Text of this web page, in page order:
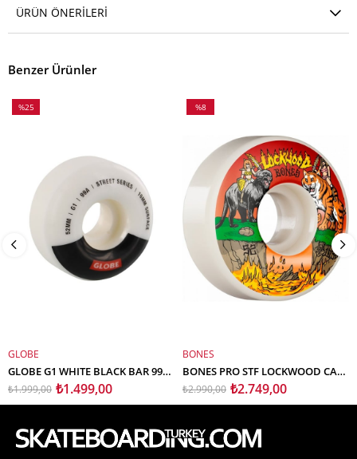
ÜRÜN ÖNERILERI
Benzer Ürünler
SEPETE EKLE
%25
GLOBE
GLOBE G1 WHITE BLACK BAR 99A 52MM KAYKAY TEKERLEK SETİ
₺1.499,00
₺1.999,00
SEPETE EKLE
%8
BONES
BONES PRO STF LOCKWOOD CAT FIGHT KAYKAY TEKERLEK SETİ 52MM V3 SLIMS 103A
₺2.749,00
₺2.990,00